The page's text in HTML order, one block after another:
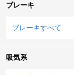
ブレーキ
ブレーキすべて
吸気系